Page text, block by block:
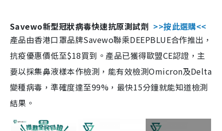
Savewo新型冠狀病毒快速抗原測試劑 >>按此選購<<
產品由香港口罩品牌Savewo聯乘DEEPBLUE合作推出，
抗疫優惠價低至$18買到。產品已獲得歐盟CE認證，主
要以採集鼻液樣本作檢測，能有效檢測Omicron及Delta
變種病毒，準確度達至99%，最快15分鐘就能知道檢測
結果。